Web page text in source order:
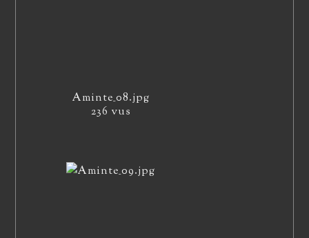
Aminte_08.jpg
236 vus